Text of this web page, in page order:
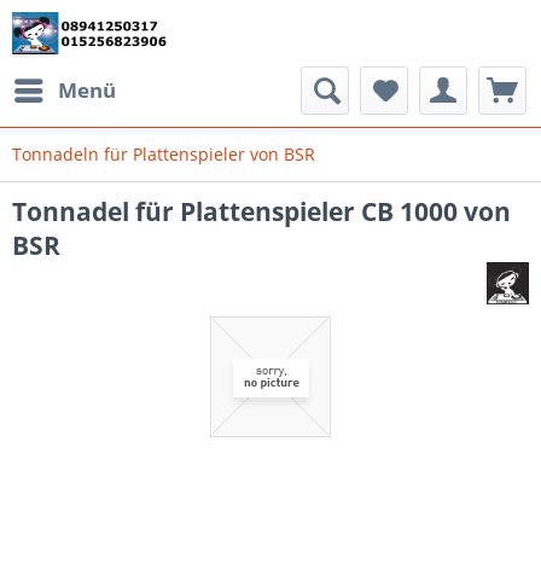
Menü
Tonnadeln für Plattenspieler von BSR
Tonnadel für Plattenspieler CB 1000 von
BSR